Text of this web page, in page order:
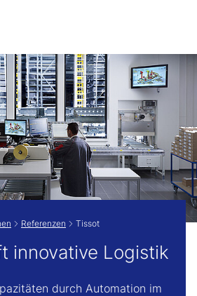
Version dieser Seite
nicht mehr anzeigen
Referenzen Tissot
innovative Logistik
durch Automation im